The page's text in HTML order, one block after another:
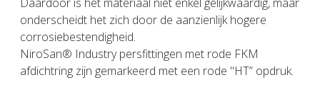
onderscheidt het zich door de aanzienlijk hogere
corrosiebestendigheid.
NiroSan® Industry persfittingen met rode FKM
afdichtring zijn gemarkeerd met een rode "HT” opdruk.